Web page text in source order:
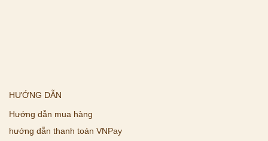
HƯỚNG DẪN
Hướng dẫn mua hàng
hướng dẫn thanh toán VNPay